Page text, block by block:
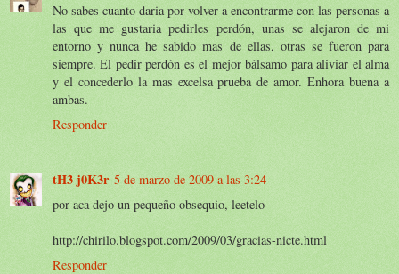
No sabes cuanto daria por volver a encontrarme con las personas a
las que me gustaria pedirles perdón, unas se alejaron de mi
entorno y nunca he sabido mas de ellas, otras se fueron para
siempre. El pedir perdón es el mejor bálsamo para aliviar el alma
y el concederlo la mas excelsa prueba de amor. Enhora buena a
ambas.
Responder
tH3 j0K3r 5 de marzo de 2009 a las 3:24
por aca dejo un pequeño obsequio, leetelo
http://chirilo.blogspot.com/2009/03/gracias-nicte.html
Responder